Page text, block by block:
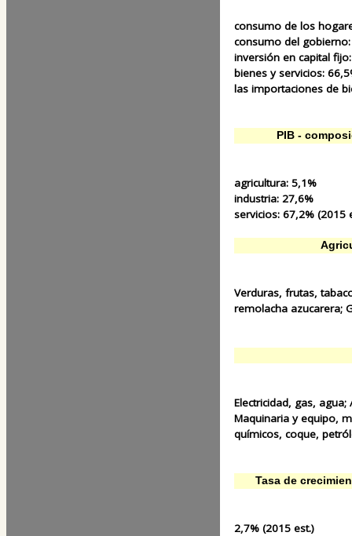
consumo de los
consumo del
inversión en capital
bienes y servicios:
las importaciones de
PIB -
agricultura: 5,1%
industria: 27,6%
servicios: 67,2% (2015
Verduras, frutas,
remolacha azucarera;
Electricidad, gas,
Maquinaria y equipo,
químicos, coque,
Tasa de
2,7% (2015 est.)